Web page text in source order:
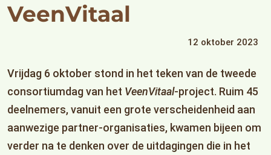
VeenVitaal
12 oktober 2023
Vrijdag 6 oktober stond in het teken van de tweede
consortiumdag van het VeenVitaal-project. Ruim 45
deelnemers, vanuit een grote verscheidenheid aan
aanwezige partner-organisaties, kwamen bijeen om
verder na te denken over de uitdagingen die in het